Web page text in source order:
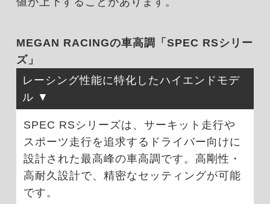
MEGAN RACINGの車高調「SPEC RSシリー
ズ」
レーシング性能に特化したハイエンドモデ
ル
SPEC RSシリーズは、サーキット走行や
スポーツ走行を追求するドライバー向けに
設計された最高峰の車高調です。高剛性・
高耐久設計で、精密なセッティングが可能
です。